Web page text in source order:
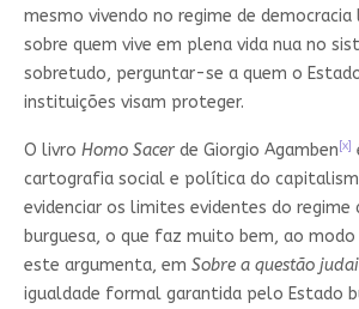
mesmo vivendo no regime de
sobre quem vive em plena vida nua no
sobretudo, perguntar-se a quem o
instituições visam proteger.
O livro Homo Sacerde Giorgio Agamben[x]
cartografia social e política do
evidenciar os limites evidentes do regime
burguesa, o que faz muito bem, ao modo
este argumenta, em Sobre a questão
igualdade formal garantida pelo Estado